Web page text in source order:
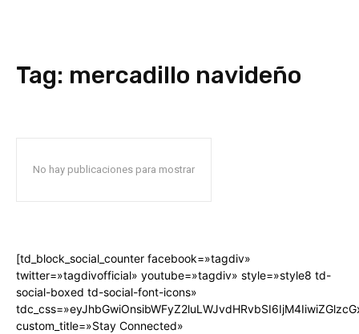
Tag: mercadillo navideño
No hay publicaciones para mostrar
[td_block_social_counter facebook=»tagdiv»
twitter=»tagdivofficial» youtube=»tagdiv» style=»style8 td-
social-boxed td-social-font-icons»
custom_title=»Stay Connected»